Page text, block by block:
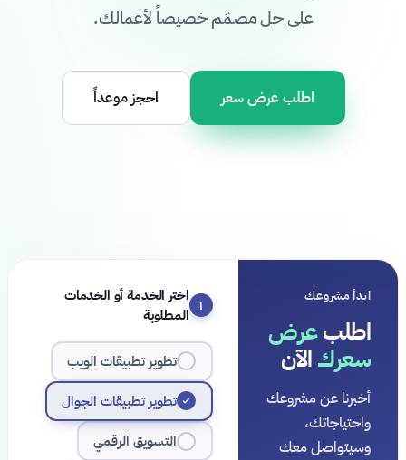
على حل مصمّم خصيصاً لأعمالك.
اطلب عرض سعر احجز موعداً
ابدأ مشروعك
اطلبعرض
سعركالآن
أخبرنا عن مشروعك
واحتياجاتك،
وسيتواصل معك
١
اختر الخدمة أو الخدمات
المطلوبة
تطوير تطبيقات الويب
تطوير تطبيقات الجوال
التسويق الرقمي